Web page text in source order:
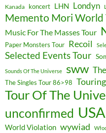
Kanada koncert LHN Londyn
Memento Mori World
Music For The Masses Tour
Paper Monsters Tour Recoil
Selected Events Tour
Sounds Of The Universe sww
The Singles Tour 86>98
Tour Of The
unconfirmed USA
World Violation wywiad